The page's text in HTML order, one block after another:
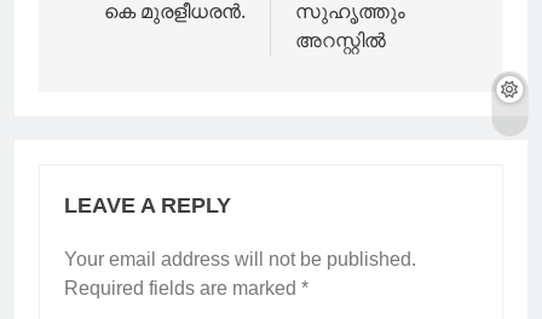
കെ മുരളീധരന്‍.
സുഹൃത്തും
അറസ്റ്റിൽ
LEAVE A REPLY
Your email address will not be published.
Required fields are marked *